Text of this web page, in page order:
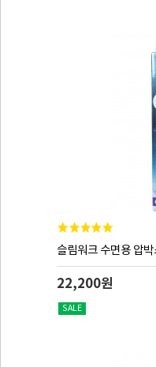
슬림워크 수면용 압
22,200원
SALE